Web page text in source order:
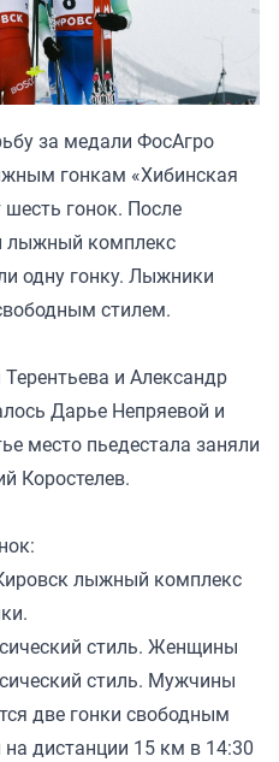
за медали ФосАгро
гонкам «Хибинская
гонок. После
лыжный комплекс
одну гонку. Лыжники
стилем.
и Александр
Дарье Непряевой и
место пьедестала заняли
Коростелев.
лыжный комплекс
стиль. Женщины
стиль. Мужчины
две гонки свободным
дистанции 15 км в 14:30